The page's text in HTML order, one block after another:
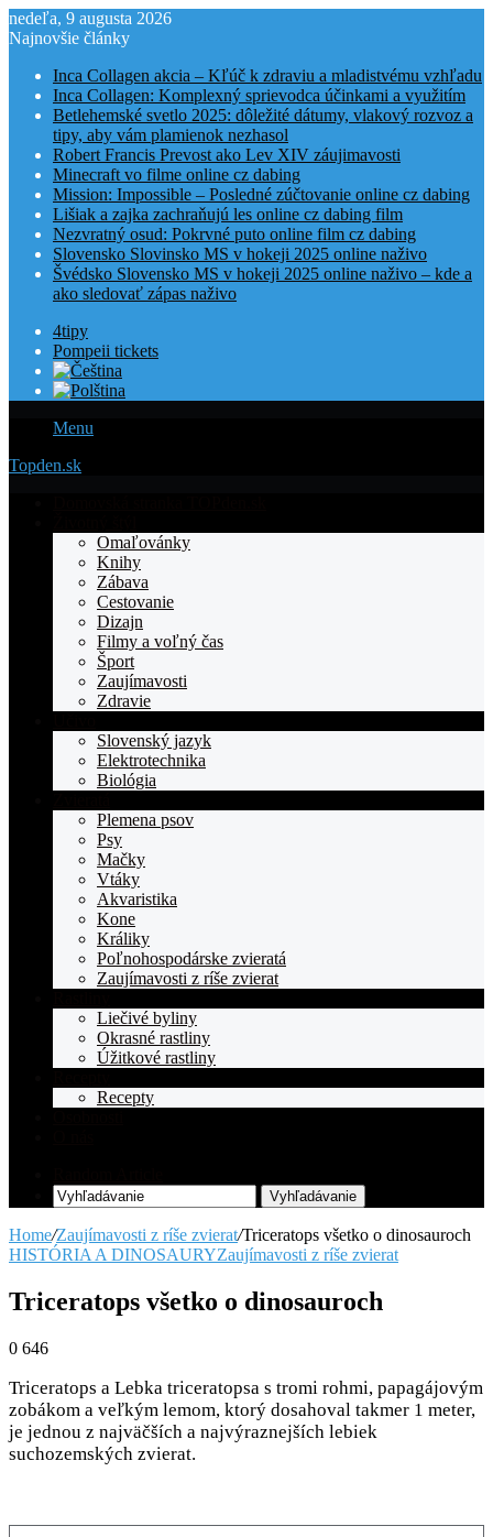
nedeľa, 9 augusta 2026
Najnovšie články
Inca Collagen akcia – Kľúč k zdraviu a mladistvému vzhľadu
Inca Collagen: Komplexný sprievodca účinkami a využitím
Betlehemské svetlo 2025: dôležité dátumy, vlakový rozvoz a
tipy, aby vám plamienok nezhasol
Robert Francis Prevost ako Lev XIV záujimavosti
Minecraft vo filme online cz dabing
Mission: Impossible – Posledné zúčtovanie online cz dabing
Lišiak a zajka zachraňujú les online cz dabing film
Nezvratný osud: Pokrvné puto online film cz dabing
Slovensko Slovinsko MS v hokeji 2025 online naživo
Švédsko Slovensko MS v hokeji 2025 online naživo – kde a
ako sledovať zápas naživo
4tipy
Pompeii tickets
Menu
Topden.sk
Omaľovánky
Knihy
Zábava
Cestovanie
Dizajn
Filmy a voľný čas
Šport
Zaujímavosti
Zdravie
Slovenský jazyk
Elektrotechnika
Biológia
Plemena psov
Psy
Mačky
Vtáky
Akvaristika
Kone
Králiky
Poľnohospodárske zvieratá
Zaujímavosti z ríše zvierat
Liečivé byliny
Okrasné rastliny
Úžitkové rastliny
Recepty
Vyhľadávanie
Home/Zaujímavosti z ríše zvierat/Triceratops všetko o dinosauroch
HISTÓRIA A DINOSAURYZaujímavosti z ríše zvierat
Triceratops všetko o dinosauroch
0 646
Triceratops a Lebka triceratopsa s tromi rohmi, papagájovým
zobákom a veľkým lemom, ktorý dosahoval takmer 1 meter,
je jednou z najväčších a najvýraznejších lebiek
suchozemských zvierat.